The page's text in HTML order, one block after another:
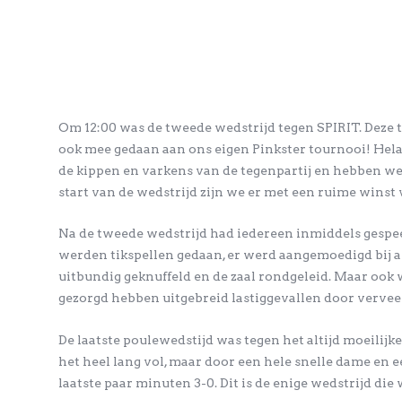
Om 12:00 was de tweede wedstrijd tegen SPIRIT.
ook mee gedaan aan ons eigen Pinkster tournooi!
de kippen en varkens van de tegenpartij en hebben
start van de wedstrijd zijn we er met een ruime winst
Na de tweede wedstrijd had iedereen inmiddels
werden tikspellen gedaan, er werd aangemoedigd bij
uitbundig geknuffeld en de zaal rondgeleid. Maar
gezorgd hebben uitgebreid lastiggevallen door
De laatste poulewedstijd was tegen het altijd
het heel lang vol, maar door een hele snelle dame en
laatste paar minuten 3-0. Dit is de enige wedstrijd die